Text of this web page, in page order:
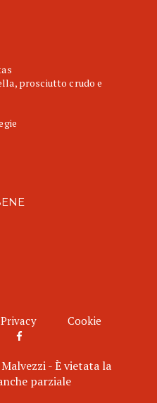
prosciutto crudo e
Privacy Cookie
- È vietata la
parziale